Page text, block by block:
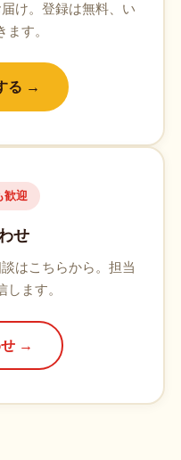
け。登録は無料、い
ます。
る →
歓迎
せ
はこちらから。担当
します。
せ →